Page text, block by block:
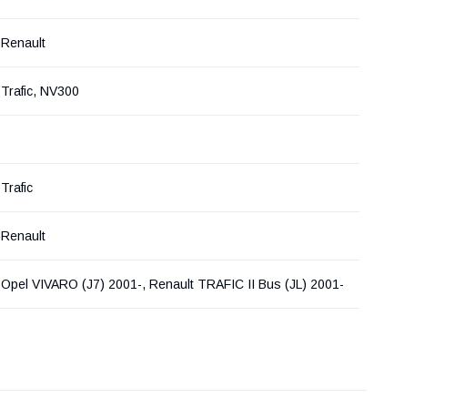
Renault
Trafic, NV300
Trafic
Renault
Opel VIVARO (J7) 2001-, Renault TRAFIC II Bus (JL) 2001-